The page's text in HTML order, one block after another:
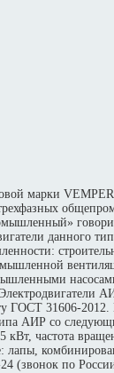
марки
данного
ГОСТ 31606-
АИР со
кВт, частота
лапы,
(звонок по